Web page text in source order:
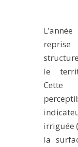
NOS TRAVAUX EN
le
Cette
irriguée
la